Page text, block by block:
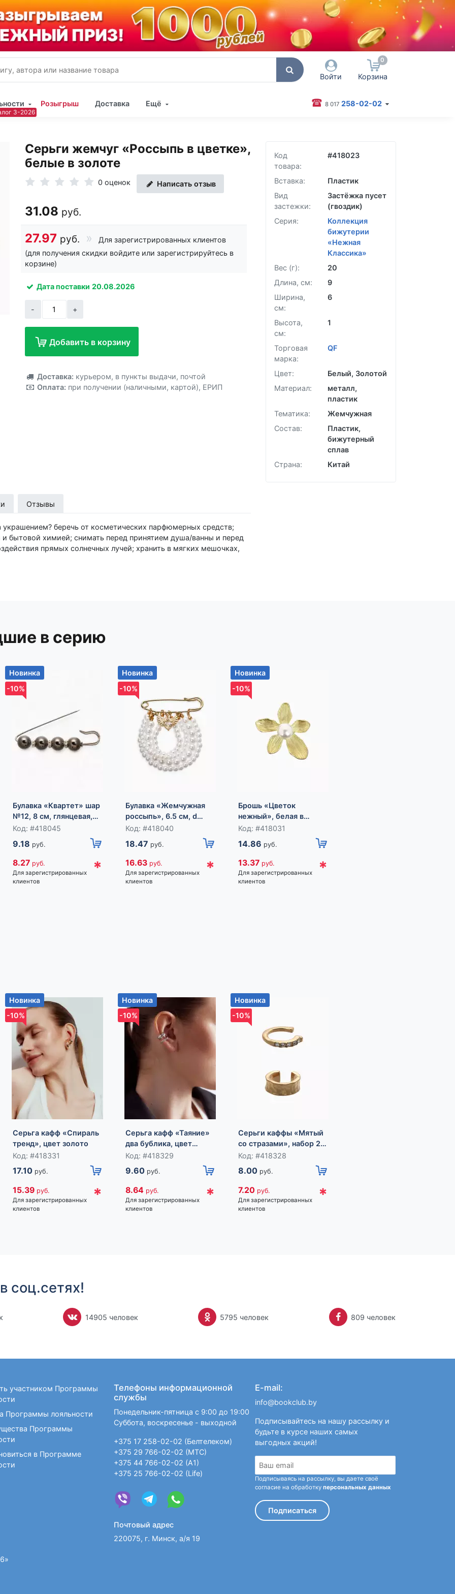
Войти
Пароль
Запомнить меня
Согласен на обработку
персональных данных
0
Корзина
Розыгрыш Доставка Ещё 8 017 258-02-02
Серьги жемчуг «Россыпь в цветке»,
белые в золоте
0 оценок Написать отзыв
31.08 руб.
27.97 руб.
Для зарегистрированных клиентов
(для получения скидки войдите или зарегистрируйтесь в
корзине)
Дата поставки 20.08.2026
- +
Добавить в корзину
Добавлено!
Доставка: курьером, в пункты выдачи, почтой
Оплата: при получении (наличными, картой), ЕРИП
Код
товара:
#418023
Вставка:
Пластик
Вид
застежки:
Застёжка пусет
(гвоздик)
Серия:
Коллекция
бижутерии
«Нежная
Классика»
Вес (г):
20
Длина, см:
9
Ширина,
см:
6
Высота,
см:
1
Торговая
марка:
QF
Цвет:
Белый, Золотой
Материал:
металл,
пластик
Тематика:
Жемчужная
Состав:
Пластик,
бижутерный
сплав
Страна:
Китай
Отзывы
парфюмерных средств;
и бытовой химией; снимать перед принятием душа/ванны и перед
прямых солнечных лучей; хранить в мягких мешочках,
1 пара. Это отличная покупка по хорошей цене! Надеемся, вы не
товару. Для вашего удобства при оформлении заказа по телефону
в серию
Новинка
-10%
Булавка «Квартет» шар
№12, 8 см, глянцевая,
серая в серебре
Код: #418045
9.18 руб.
8.27 руб.
Для зарегистрированных
клиентов
*
Новинка
-10%
Булавка «Жемчужная
россыпь», 6.5 см, d
подвесок=5+6+8 см,
Код: #418040
18.47 руб.
16.63 руб.
Для зарегистрированных
клиентов
*
Новинка
-10%
Брошь «Цветок
нежный», белая в
золоте
Код: #418031
14.86 руб.
13.37 руб.
Для зарегистрированных
клиентов
*
Новинка
-10%
Серьга кафф «Спираль
тренд», цвет золото
Код: #418331
17.10 руб.
15.39 руб.
Для зарегистрированных
клиентов
*
Новинка
-10%
Серьга кафф «Таяние»
два бублика, цвет
серебро
Код: #418329
9.60 руб.
8.64 руб.
Для зарегистрированных
клиентов
*
Новинка
-10%
Серьги каффы «Мятый
со стразами», набор 2
шт. белые в золоте
Код: #418328
8.00 руб.
7.20 руб.
Для зарегистрированных
клиентов
*
соц.сетях!
14905 человек 5795 человек 809 человек
участником Программы
Программы лояльности
Программы
в Программе
Телефоны информационной
службы
Понедельник-пятница с 9:00 до 19:00
Суббота, воскресенье - выходной
+375 17 258-02-02 (Белтелеком)
+375 29 766-02-02 (МТС)
+375 44 766-02-02 (А1)
+375 25 766-02-02 (Life)
Почтовый адрес
220075, г. Минск, а/я 19
E-mail:
info@bookclub.by
Подписывайтесь на нашу рассылку и
будьте в курсе наших самых
выгодных акций!
Подписываясь на рассылку, вы даете своё
согласие на обработку персональных данных
Подписаться